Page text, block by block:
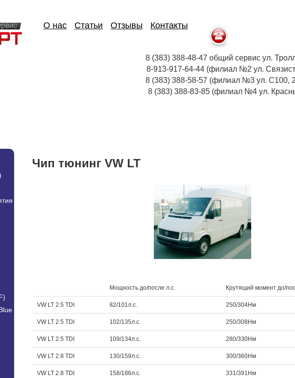
О нас Статьи Отзывы Контакты
8 (383) 388-48-47 общий сервис ул.
8-913-917-64-44 (филиал №2 ул.
8 (383) 388-58-57 (филиал №3 ул. С100,
8 (383) 388-83-85 (филиал №4 ул.
Чип тюнинг VW LT
Мощность до/после л.с. Крутящий момент до/
VW LT 2.5 TDI 82/101л.с. 250/304Нм
VW LT 2.5 TDI 102/135л.с. 250/308Нм
VW LT 2.5 TDI 109/134л.с. 280/330Нм
VW LT 2.8 TDI 130/159л.с. 300/360Нм
VW LT 2.8 TDI 158/186л.с. 331/391Нм